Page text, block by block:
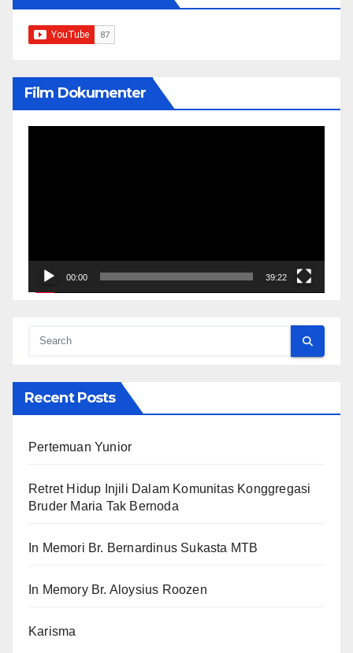
Film Dokumenter
00:00 39:22
Recent Posts
Pertemuan Yunior
Retret Hidup Injili Dalam Komunitas Konggregasi
Bruder Maria Tak Bernoda
In Memori Br. Bernardinus Sukasta MTB
In Memory Br. Aloysius Roozen
Karisma